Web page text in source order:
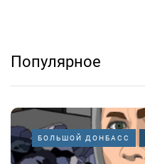
Популярное
БОЛЬШОЙ ДОНБАСС